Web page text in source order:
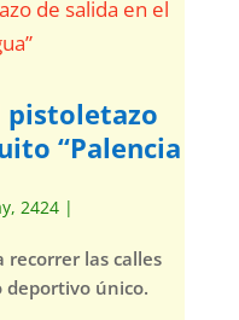
pistoletazo
“Palencia
2424|
recorrer las calles
único.